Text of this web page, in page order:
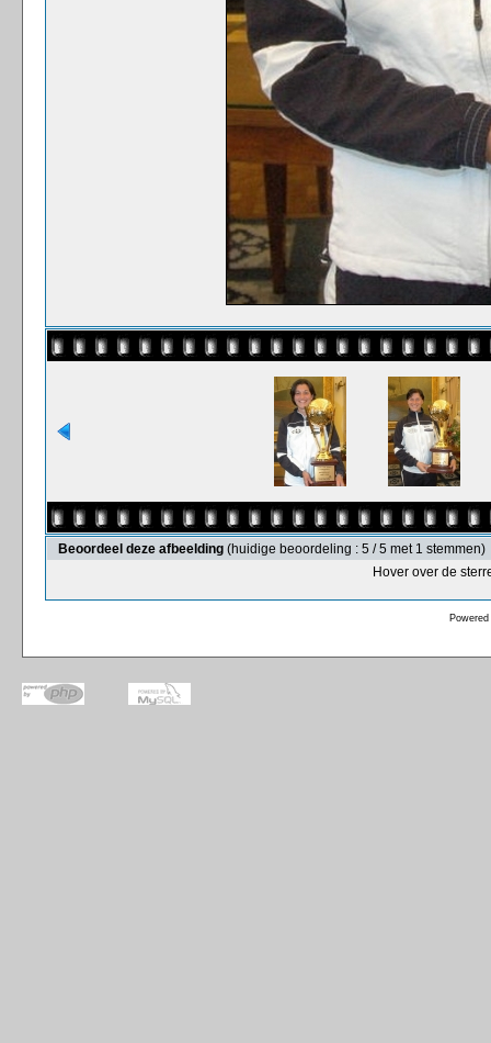
Beoordeel deze afbeelding (huidige beoordeling : 5 / 5 met 1 stemmen)
Hover over de